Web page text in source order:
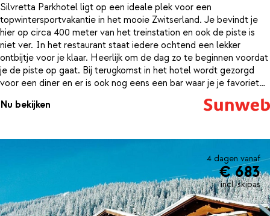
Silvretta Parkhotel ligt op een ideale plek voor een
topwintersportvakantie in het mooie Zwitserland. Je bevindt je
hier op circa 400 meter van het treinstation en ook de piste is
niet ver. In het restaurant staat iedere ochtend een lekker
ontbijtje voor je klaar. Heerlijk om de dag zo te beginnen voordat
je de piste op gaat. Bij terugkomst in het hotel wordt gezorgd
voor een diner en er is ook nog eens een bar waar je je favoriete
drankje kunt bestellen. Ontspannen na een dag in de sneeuw kan
goed in het wellnesscenter met o.a. sauna en jacuzzi. En ook erg
Nu bekijken
4 dagen vanaf
€ 683
incl. skipas